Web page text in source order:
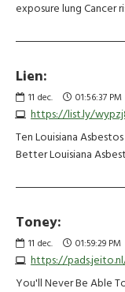
exposure lung Cancer
Lien:
11 dec. 01:56:37 PM
https://list.ly/
Ten Louisiana
Better Louisiana
Toney:
11 dec. 01:59:29 PM
https://pads.jeito.nl/
You'll Never Be Able